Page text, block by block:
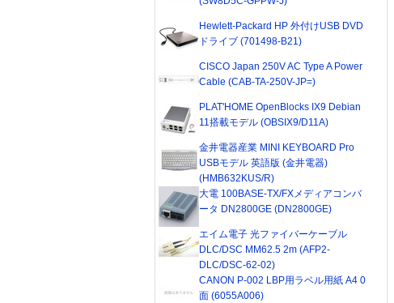
Hewlett-Packard HP 外付けUSB DVD
ドライブ (701498-B21)
CISCO Japan 250V AC Type A Power
Cable (CAB-TA-250V-JP=)
PLAT'HOME OpenBlocks IX9 Debian
11搭載モデル (OBSIX9/D11A)
金井電器産業 MINI KEYBOARD Pro
USBモデル 英語版 (金井電器)
(HMB632KUS/R)
大電 100BASE-TX/FXメディアコンバ
ータ DN2800GE (DN2800GE)
エイム電子 光ファイバーケーブル
DLC/DSC MM62.5 2m (AFP2-
DLC/DSC-62-02)
CANON P-002 LBP用ラベル用紙 A4 0
面 (6055A006)